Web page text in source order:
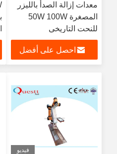
معدات إزالة الصدأ بالليزر
المصغرة 50W 100W
للنحت التاريخي
احصل على أفضل
فيديو